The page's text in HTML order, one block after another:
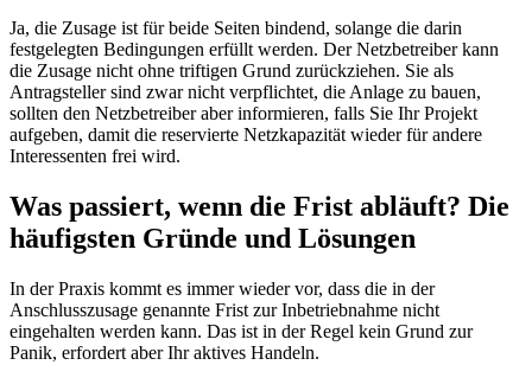
Ja, die Zusage ist für beide Seiten bindend, solange die darin
festgelegten Bedingungen erfüllt werden. Der Netzbetreiber kann
die Zusage nicht ohne triftigen Grund zurückziehen. Sie als
Antragsteller sind zwar nicht verpflichtet, die Anlage zu bauen,
sollten den Netzbetreiber aber informieren, falls Sie Ihr Projekt
aufgeben, damit die reservierte Netzkapazität wieder für andere
Interessenten frei wird.
Was passiert, wenn die Frist abläuft? Die
häufigsten Gründe und Lösungen
In der Praxis kommt es immer wieder vor, dass die in der
Anschlusszusage genannte Frist zur Inbetriebnahme nicht
eingehalten werden kann. Das ist in der Regel kein Grund zur
Panik, erfordert aber Ihr aktives Handeln.